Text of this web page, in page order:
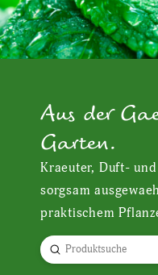
Aus der
Garten.
Kraeuter, Duft-
sorgsam
praktischem
Search
Submit